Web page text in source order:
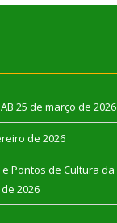
25 de março de 2026
de 2026
Pontos de Cultura da
2026